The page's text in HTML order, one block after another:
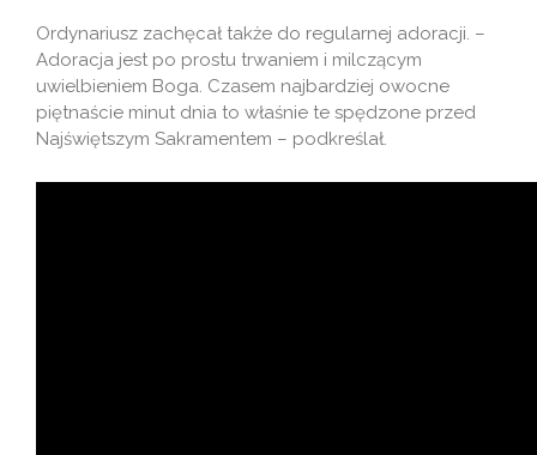
Ordynariusz zachęcał także do regularnej adoracji. –
Adoracja jest po prostu trwaniem i milczącym
uwielbieniem Boga. Czasem najbardziej owocne
piętnaście minut dnia to właśnie te spędzone przed
Najświętszym Sakramentem – podkreślał.